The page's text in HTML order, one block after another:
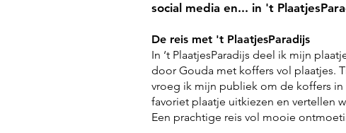
social media en... in 't
De reis met 't PlaatjesParadijs
In ‘t PlaatjesParadijs deel ik mijn
door Gouda met koffers vol plaatjes.
vroeg ik mijn publiek om de koffers
favoriet plaatje uitkiezen en vertellen
Een prachtige reis vol mooie